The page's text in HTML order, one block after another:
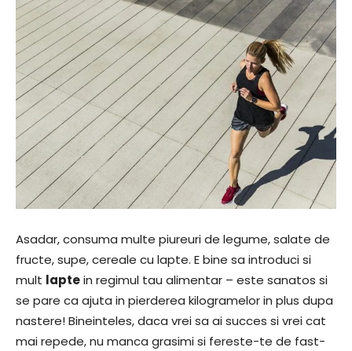
Asadar, consuma multe piureuri de legume, salate de
fructe, supe, cereale cu lapte. E bine sa introduci si
mult laptein regimul tau alimentar – este sanatos si
se pare ca ajuta in pierderea kilogramelor in plus dupa
nastere! Bineinteles, daca vrei sa ai succes si vrei cat
mai repede, nu manca grasimi si fereste-te de fast-